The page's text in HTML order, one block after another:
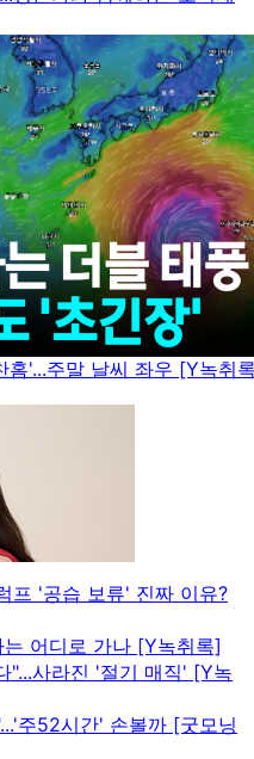
홈'...주말 날씨 좌우 [Y녹취
프 '공습 보류' 진짜 이유?
어디로 가나 [Y녹취록]
"...사라진 '절기 매직' [Y녹
주52시간' 손볼까 [굿모닝